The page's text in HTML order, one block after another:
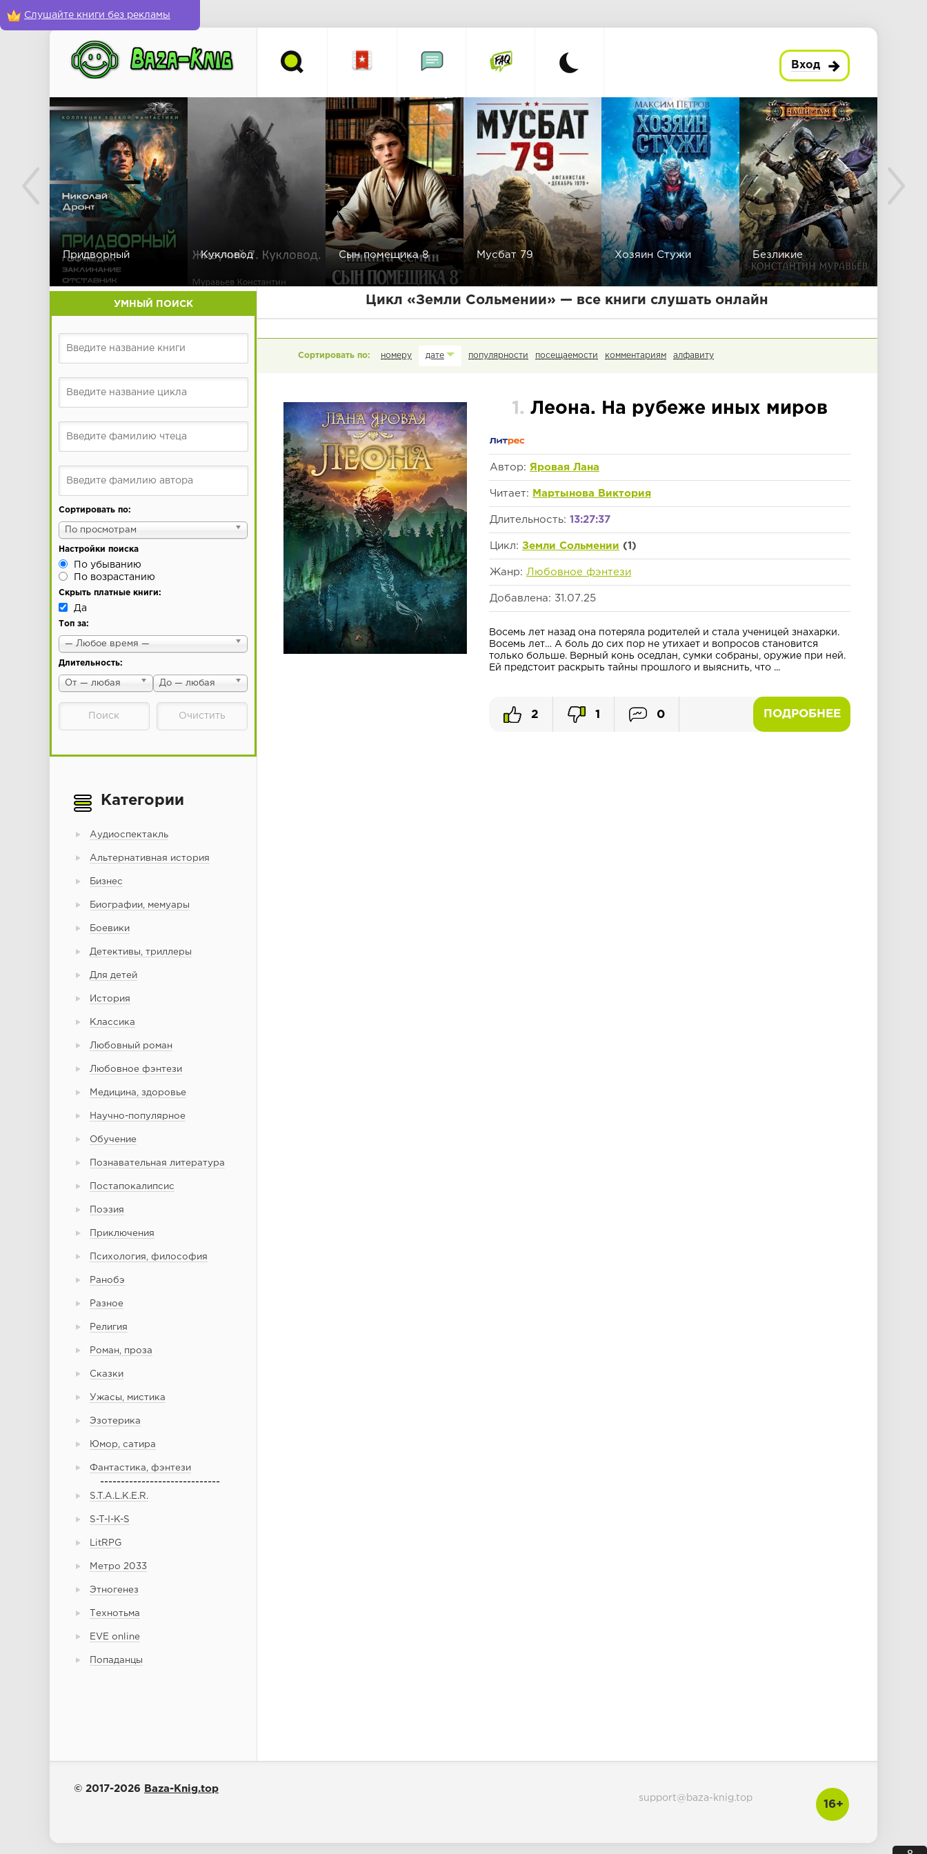
Слушайте книги без рекламы
Вход
Придворный Кукловод Сын помещика 8 Мусбат 79 Хозяин Стужи Безликие
УМНЫЙ ПОИСК
Сортировать по:
По просмотрам
Настройки поиска
По убыванию
По возрастанию
Скрыть платные книги:
Да
Топ за:
— Любое время —
Длительность:
От — любая До — любая
Категории
Аудиоспектакль
Альтернативная история
Бизнес
Биографии, мемуары
Боевики
Детективы, триллеры
Для детей
История
Классика
Любовный роман
Любовное фэнтези
Медицина, здоровье
Научно-популярное
Обучение
Познавательная литература
Постапокалипсис
Поэзия
Приключения
Психология, философия
Ранобэ
Разное
Религия
Роман, проза
Сказки
Ужасы, мистика
Эзотерика
Юмор, сатира
Фантастика, фэнтези
-----------------------------
S.T.A.L.K.E.R.
S-T-I-K-S
LitRPG
Метро 2033
Этногенез
Технотьма
EVE online
Попаданцы
Цикл «Земли Сольмении» — все книги слушать онлайн
номеру дате популярности посещаемости комментариям алфавиту
1. Леона. На рубеже иных миров
Автор: Яровая Лана
Читает: Мартынова Виктория
Длительность: 13:27:37
Цикл: Земли Сольмении (1)
Жанр: Любовное фэнтези
Добавлена: 31.07.25
Восемь лет назад она потеряла родителей и стала ученицей знахарки.
Восемь лет… А боль до сих пор не утихает и вопросов становится
только больше. Верный конь оседлан, сумки собраны, оружие при ней.
Ей предстоит раскрыть тайны прошлого и выяснить, что ...
ПОДРОБНЕЕ
2 1 0
© 2017-2026 Baza-Knig.top
16+
support@baza-knig.top